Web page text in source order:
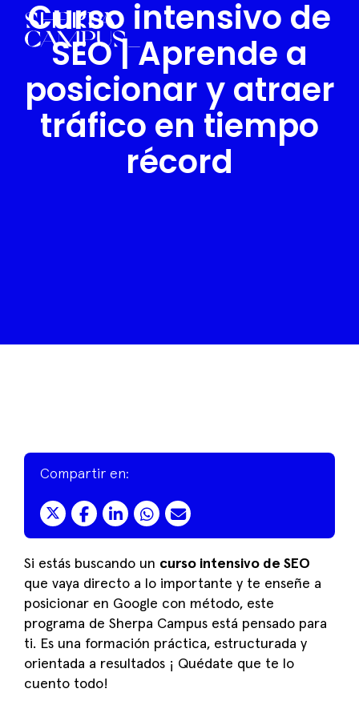
Curso intensivo de
SEO | Aprende a
posicionar y atraer
tráfico en tiempo
récord
Compartir en:
Si estás buscando un curso intensivo de SEO
que vaya directo a lo importante y te enseñe a
posicionar en Google con método, este
programa de Sherpa Campus está pensado para
ti. Es una formación práctica, estructurada y
orientada a resultados ¡ Quédate que te lo
cuento todo!